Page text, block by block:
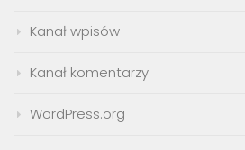
Kanał wpisów
Kanał komentarzy
WordPress.org